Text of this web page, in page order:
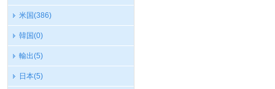
米国(386)
韓国(0)
輸出(5)
日本(5)